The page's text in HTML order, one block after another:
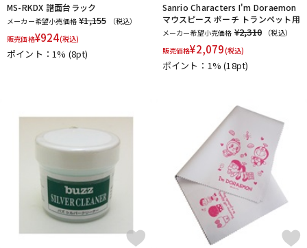
THE WALLACE COLLECTION
Theo Wanne
Tom Crown
TORAYSEE
TrumCor trumpet station
Ullven
Ultra breathe
UNISON unknown
UPMUTE
VACCHIANO
VANDOREN VIVACE waltons
Warburton
XO YAMAHA
YANAGISAWA
アケタオカリーナ
ウインドブロスオリジナル
オオサワオカリナ
オオハシ
その他メーカー ツルピカ君
ハリソン
レジェール
ARTinoise
Intercept Technology
GAT Custom Brass
TK Melody
HINO MG Leather Work
ELISE
Hollywood Winds
CG Mouthpiece
Frate Precision Shastock
BORGANI
MS-RKDX 譜面台ラック
メーカー希望小売価格 ¥1,155
（税込）
販売価格¥924(税込)
ポイント：1% (8pt)
Sanrio Characters I'm Doraemon
マウスピース ポーチ トランペット用
メーカー希望小売価格 ¥2,310
（税込）
販売価格¥2,079(税込)
ポイント：1%(18pt)